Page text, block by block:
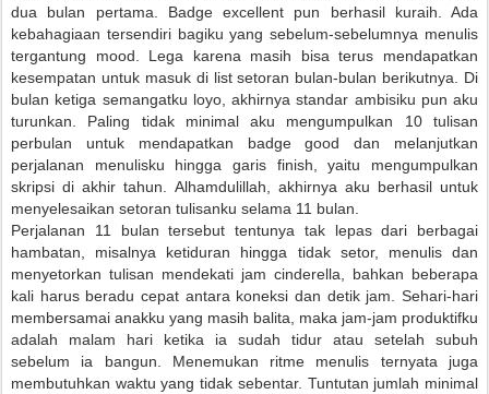
dua bulan pertama. Badge excellent pun berhasil kuraih. Ada
kebahagiaan tersendiri bagiku yang sebelum-sebelumnya menulis
tergantung mood. Lega karena masih bisa terus mendapatkan
kesempatan untuk masuk di list setoran bulan-bulan berikutnya. Di
bulan ketiga semangatku loyo, akhirnya standar ambisiku pun aku
turunkan. Paling tidak minimal aku mengumpulkan 10 tulisan
perbulan untuk mendapatkan badge good dan melanjutkan
perjalanan menulisku hingga garis finish, yaitu mengumpulkan
skripsi di akhir tahun. Alhamdulillah, akhirnya aku berhasil untuk
menyelesaikan setoran tulisanku selama 11 bulan.
Perjalanan 11 bulan tersebut tentunya tak lepas dari berbagai
hambatan, misalnya ketiduran hingga tidak setor, menulis dan
menyetorkan tulisan mendekati jam cinderella, bahkan beberapa
kali harus beradu cepat antara koneksi dan detik jam. Sehari-hari
membersamai anakku yang masih balita, maka jam-jam produktifku
adalah malam hari ketika ia sudah tidur atau setelah subuh
sebelum ia bangun. Menemukan ritme menulis ternyata juga
membutuhkan waktu yang tidak sebentar. Tuntutan jumlah minimal